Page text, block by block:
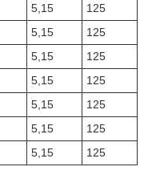
5,15
125
5,15
125
5,15
125
5,15
125
5,15
125
5,15
125
5,15 125